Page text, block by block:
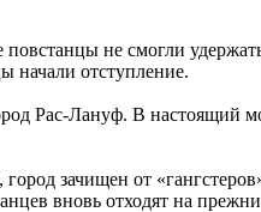
не смогли
отступление.
Лануф. В
зачищен от
вновь отходят на